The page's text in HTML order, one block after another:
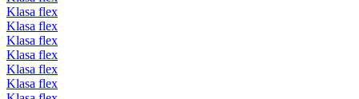
Klasa flex
Klasa flex
Klasa flex
Klasa flex
Klasa flex
Klasa flex